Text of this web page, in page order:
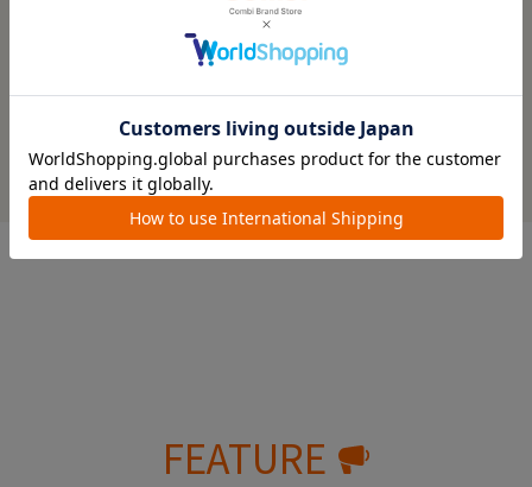
レビューはありません。
※レビューを書くにはログインが必要です。
レビューを書いてクーポン＆プレゼントをもらおう！
FEATURE